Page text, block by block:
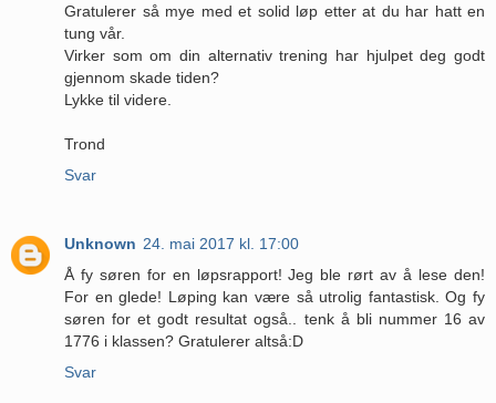
Gratulerer så mye med et solid løp etter at du har hatt en
tung vår.
Virker som om din alternativ trening har hjulpet deg godt
gjennom skade tiden?
Lykke til videre.
Trond
Svar
Unknown 24. mai 2017 kl. 17:00
Å fy søren for en løpsrapport! Jeg ble rørt av å lese den!
For en glede! Løping kan være så utrolig fantastisk. Og fy
søren for et godt resultat også.. tenk å bli nummer 16 av
1776 i klassen? Gratulerer altså:D
Svar